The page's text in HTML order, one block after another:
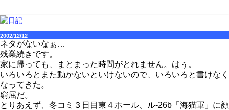
2002/12/12
ネタがないなぁ…
残業続きです。
家に帰っても、まとまった時間がとれません。はぅ。
いろいろとまた動かないといけないので、いろいろと書けなく
なってきた。
窮屈だ。
とりあえず、冬コミ３日目東４ホール、ル-26b「海猫軍」に顔